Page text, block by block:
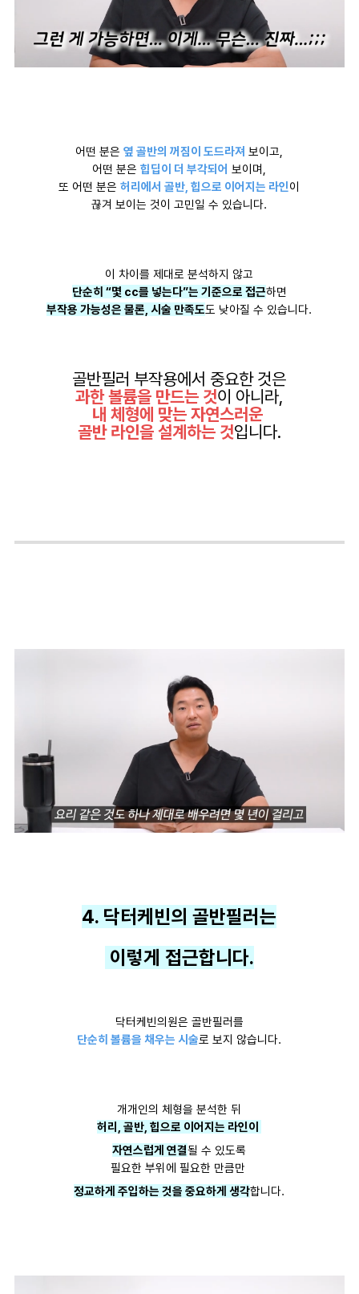
어떤 분은옆 골반의 꺼짐이 도드라져 보이고,
어떤 분은힙딥이 더 부각되어 보이며,
또 어떤 분은허리에서 골반, 힙으로 이어지는 라인이
끊겨 보이는 것이 고민일 수 있습니다.
이 차이를 제대로 분석하지 않고
단순히 “몇 cc를 넣는다”는 기준으로 접근하면
부작용 가능성은 물론, 시술 만족도도 낮아질 수 있습니다.
골반필러 부작용에서 중요한 것은
과한 볼륨을 만드는 것이 아니라,
내 체형에 맞는 자연스러운
골반 라인을 설계하는 것입니다.
4. 닥터케빈의 골반필러는
이렇게 접근합니다.
닥터케빈의원은 골반필러를
단순히 볼륨을 채우는 시술로 보지 않습니다.
개개인의 체형을 분석한 뒤
허리, 골반, 힙으로 이어지는 라인이
자연스럽게 연결될 수 있도록
필요한 부위에 필요한 만큼만
정교하게 주입하는 것을 중요하게 생각합니다.